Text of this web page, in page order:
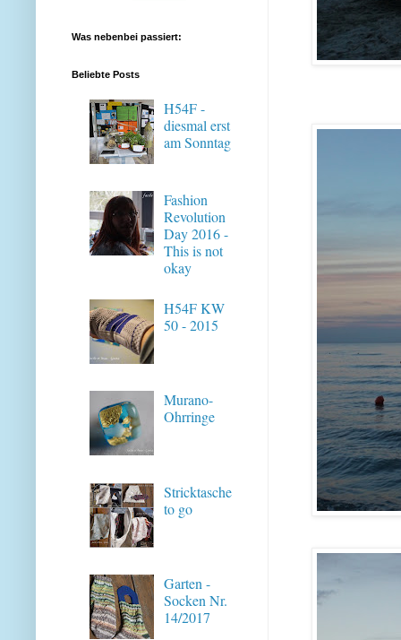
Was nebenbei passiert:
Beliebte Posts
H54F -
diesmal erst
am Sonntag
Fashion
Revolution
Day 2016 -
This is not
okay
H54F KW
50 - 2015
Murano-
Ohrringe
Stricktasche
to go
Garten -
Socken Nr.
14/2017